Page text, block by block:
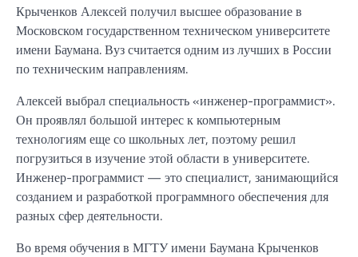
Крыченков Алексей получил высшее образование в
Московском государственном техническом университете
имени Баумана. Вуз считается одним из лучших в России
по техническим направлениям.
Алексей выбрал специальность «инженер-программист».
Он проявлял большой интерес к компьютерным
технологиям еще со школьных лет, поэтому решил
погрузиться в изучение этой области в университете.
Инженер-программист — это специалист, занимающийся
созданием и разработкой программного обеспечения для
разных сфер деятельности.
Во время обучения в МГТУ имени Баумана Крыченков